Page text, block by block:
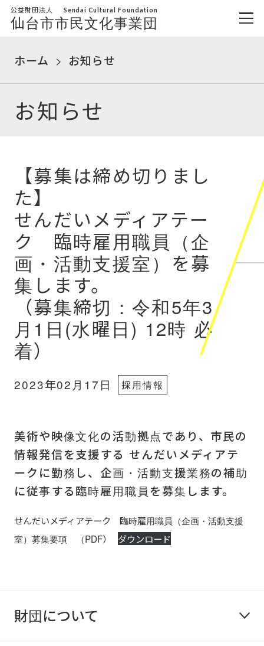
公益財団法人 Sendai Cultural Foundation
仙台市市民文化事業団
ホーム お知らせ
お知らせ
【募集は締め切りまし
た】
せんだいメディアテー
ク 臨時雇用職員（企
画・活動支援室）を募
集します。
（募集締切：令和5年3
月1日(水曜日) 12時 必
着）
2023年02月17日 採用情報
美術や映像文化の活動拠点であり、市民の
情報発信を支援する せんだいメディアテ
ークに勤務し、企画・活動支援業務の補助
に従事する臨時雇用職員を募集します。
せんだいメディアテーク 臨時雇用職員（企画・活動支援
室）募集要項 （PDF）
ダウンロード
財団について